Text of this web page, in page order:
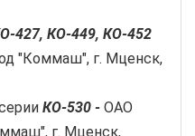
427, КО-449, КО-452
"Коммаш", г. Мценск,
КО-530 - ОАО
г. Мценск,